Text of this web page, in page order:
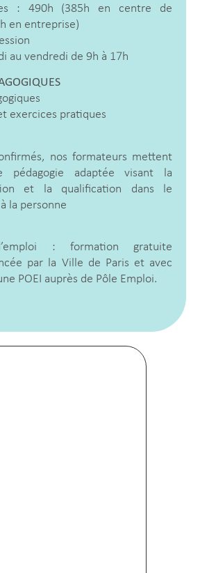
: 490h (385h en centre de
en entreprise)
au vendredi de 9h à 17h
exercices pratiques
nos formateurs mettent
pédagogie adaptée visant la
et la qualification dans le
la personne
: formation gratuite
par la Ville de Paris et avec
POEI auprès de Pôle Emploi.